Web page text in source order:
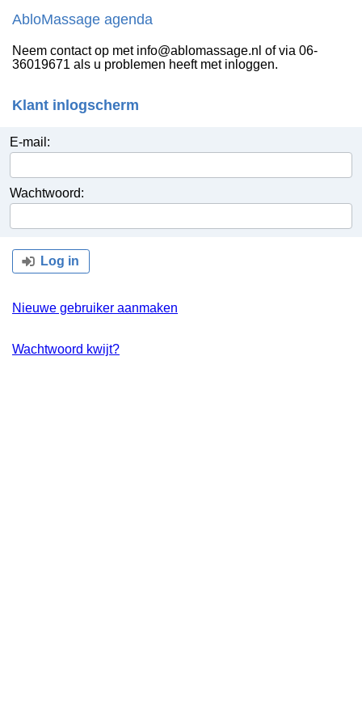
AbloMassage agenda
Neem contact op met info@ablomassage.nl of via 06-
36019671 als u problemen heeft met inloggen.
Klant inlogscherm
E-mail:
Wachtwoord:
Log in
Nieuwe gebruiker aanmaken
Wachtwoord kwijt?